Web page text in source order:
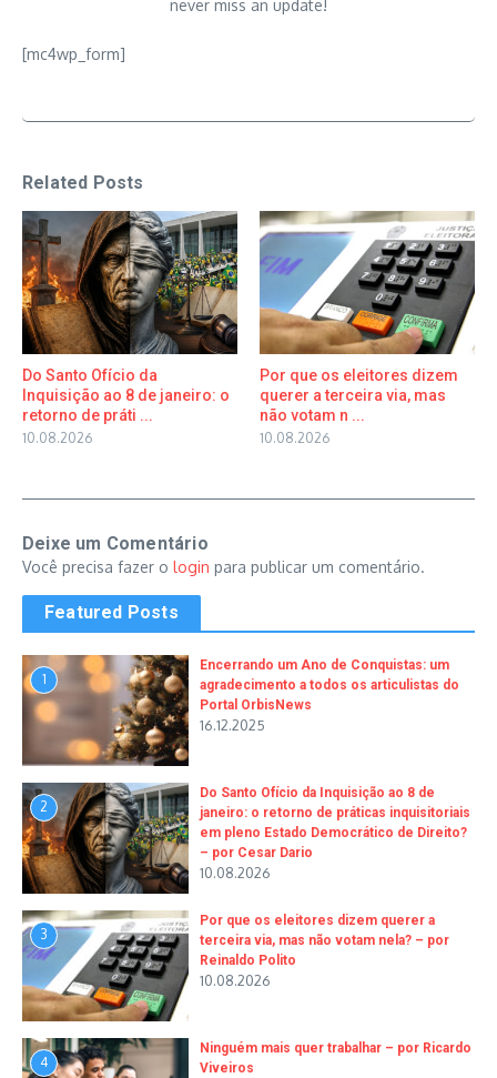
never miss an update!
[mc4wp_form]
Related Posts
Do Santo Ofício da
Inquisição ao 8 de janeiro: o
retorno de práti ...
10.08.2026
Por que os eleitores dizem
querer a terceira via, mas
não votam n ...
10.08.2026
Deixe um Comentário
Você precisa fazer o login para publicar um comentário.
Featured Posts
1
Encerrando um Ano de Conquistas: um
agradecimento a todos os articulistas do
Portal OrbisNews
16.12.2025
2
Do Santo Ofício da Inquisição ao 8 de
janeiro: o retorno de práticas inquisitoriais
em pleno Estado Democrático de Direito?
– por Cesar Dario
10.08.2026
3
Por que os eleitores dizem querer a
terceira via, mas não votam nela? – por
Reinaldo Polito
10.08.2026
4
Ninguém mais quer trabalhar – por Ricardo
Viveiros